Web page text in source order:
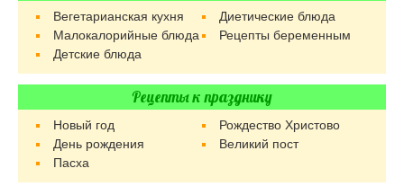
Вегетарианская кухня
Диетические блюда
Малокалорийные блюда
Рецепты беременным
Детские блюда
Рецепты к празднику
Новый год
Рождество Христово
День рождения
Великий пост
Пасха